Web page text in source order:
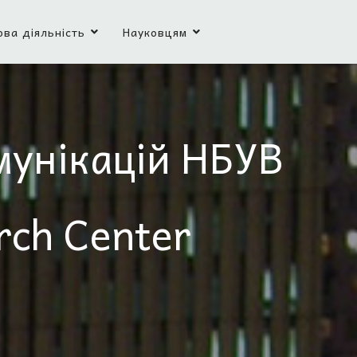
діяльність Науковцям
НБУВ
Center